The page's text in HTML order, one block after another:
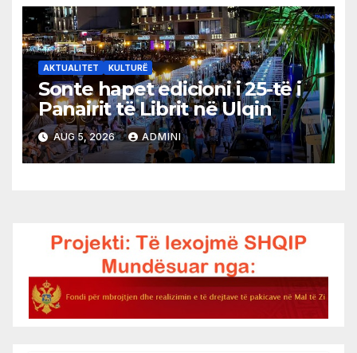
AKTUALITET KULTURË
Sonte hapet edicioni i 25-të i
Panairit të Librit në Ulqin
AUG 5, 2026 ADMINI